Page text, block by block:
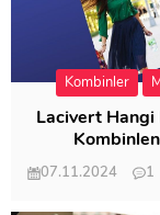
Kombinler
Lacivert Hangi
07.11.2024
1